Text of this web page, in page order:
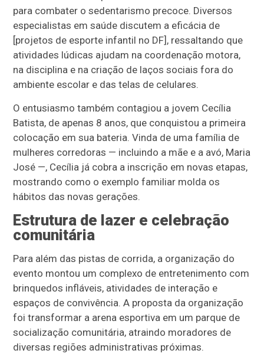
para combater o sedentarismo precoce. Diversos
especialistas em saúde discutem a eficácia de
[projetos de esporte infantil no DF], ressaltando que
atividades lúdicas ajudam na coordenação motora,
na disciplina e na criação de laços sociais fora do
ambiente escolar e das telas de celulares.
O entusiasmo também contagiou a jovem Cecília
Batista, de apenas 8 anos, que conquistou a primeira
colocação em sua bateria. Vinda de uma família de
mulheres corredoras — incluindo a mãe e a avó, Maria
José —, Cecília já cobra a inscrição em novas etapas,
mostrando como o exemplo familiar molda os
hábitos das novas gerações.
Estrutura de lazer e celebração
comunitária
Para além das pistas de corrida, a organização do
evento montou um complexo de entretenimento com
brinquedos infláveis, atividades de interação e
espaços de convivência. A proposta da organização
foi transformar a arena esportiva em um parque de
socialização comunitária, atraindo moradores de
diversas regiões administrativas próximas.